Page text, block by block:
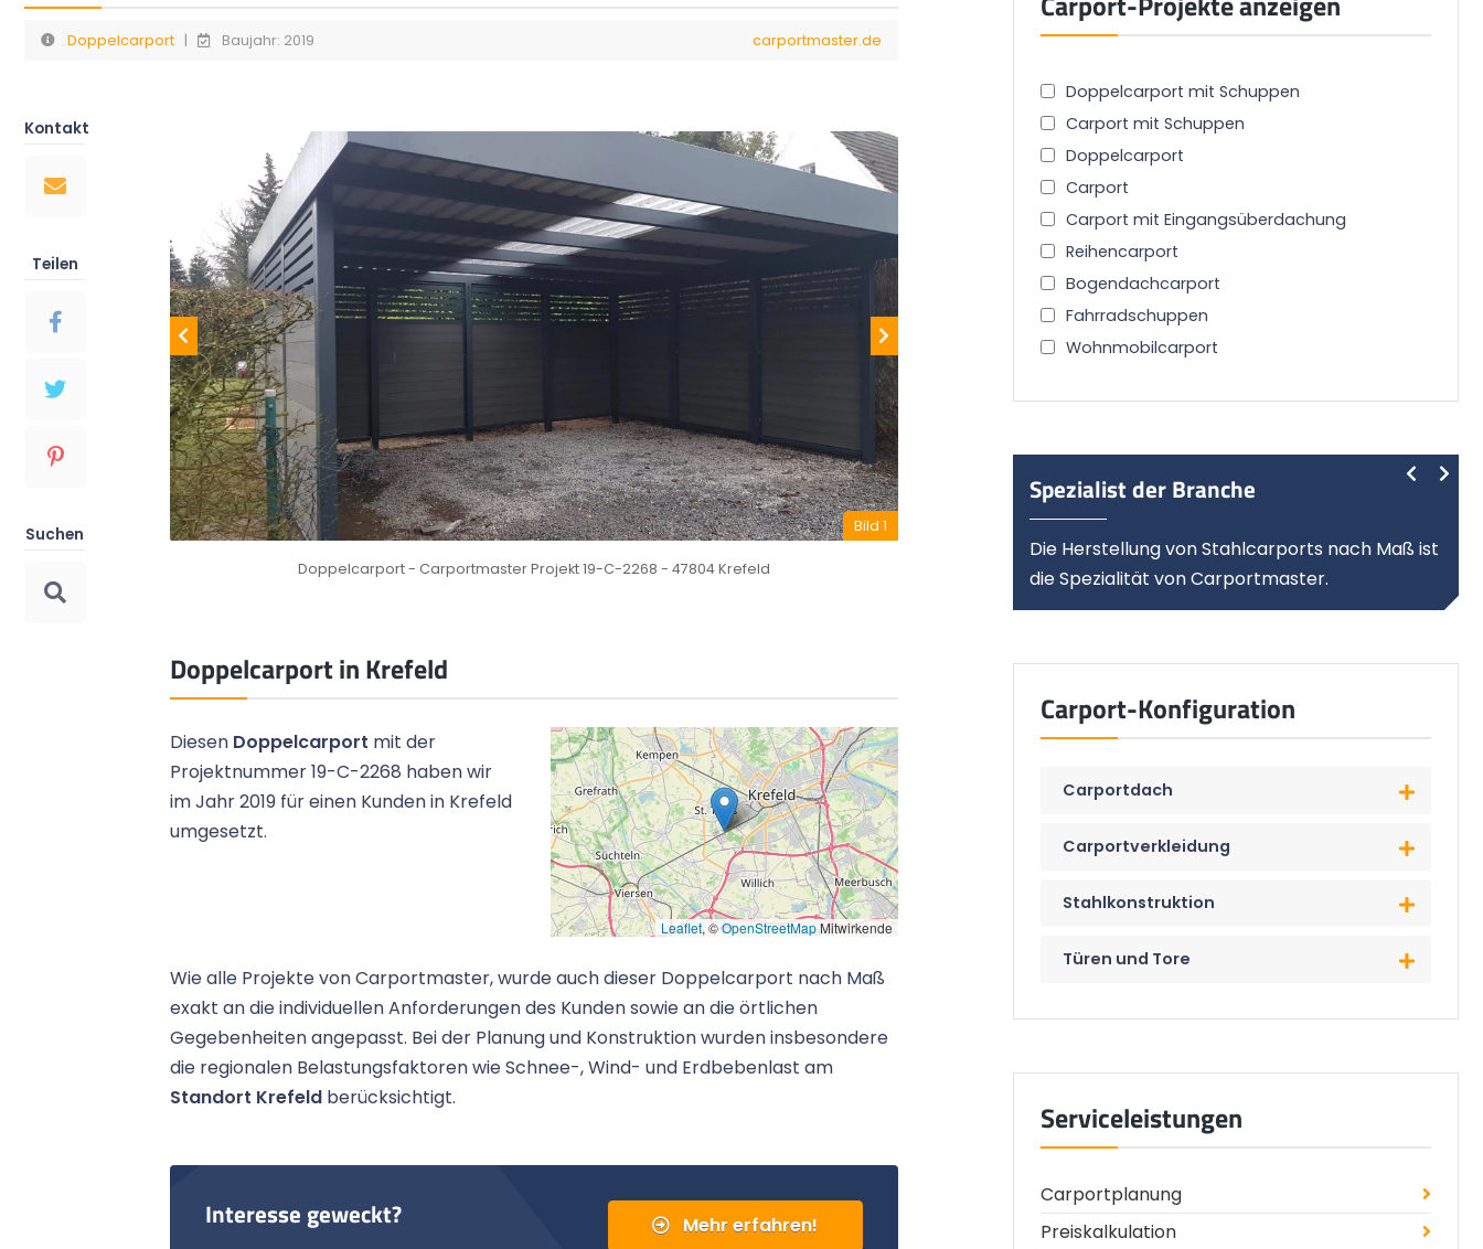
Doppelcarport | Baujahr: 2019 carportmaster.de
Kontakt
Teilen
Suchen Bild 2
Doppelcarport - Carportmaster Projekt 19-C-2268 - 47804 Krefeld
Doppelcarport in Krefeld
Diesen Doppelcarport mit der
Projektnummer 19-C-2268 haben wir
im Jahr 2019 für einen Kunden in Krefeld
umgesetzt.
Leaflet, ©OpenStreetMapMitwirkende
Wie alle Projekte von Carportmaster, wurde auch dieser Doppelcarport nach Maß
exakt an die individuellen Anforderungen des Kunden sowie an die örtlichen
Gegebenheiten angepasst. Bei der Planung und Konstruktion wurden insbesondere
die regionalen Belastungsfaktoren wie Schnee-, Wind- und Erdbebenlast am
Standort Krefeldberücksichtigt.
Interesse geweckt? Mehr erfahren!
Doppelcarport mit Schuppen
Carport mit Schuppen
Doppelcarport
Carport
Carport mit Eingangsüberdachung
Reihencarport
Bogendachcarport
Fahrradschuppen
Wohnmobilcarport
Top Preis-Leistungs-Verhältnis
Das Preis-Leistungs-Verhältnis überzeugt
unsere Kunden immer wieder.
Keine Anzahlungen
Bezahlung der Rechnung erst nach Lieferung
und Montage.
Spezialist der Branche
Die Herstellung von Stahlcarports nach Maß ist
die Spezialität von Carportmaster.
Carport-Konfiguration
Carportdach
Carportverkleidung
Stahlkonstruktion
Türen und Tore
Serviceleistungen
Carportplanung
Preiskalkulation